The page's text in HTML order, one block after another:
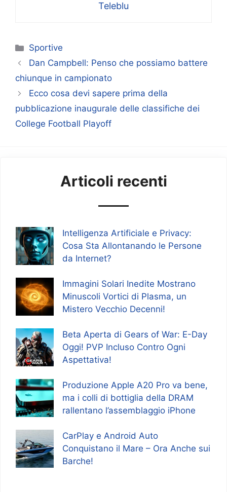
Teleblu
Categorie
Sportive
Dan Campbell: Penso che possiamo battere
chiunque in campionato
Ecco cosa devi sapere prima della
pubblicazione inaugurale delle classifiche dei
College Football Playoff
Articoli recenti
Intelligenza Artificiale e Privacy:
Cosa Sta Allontanando le Persone
da Internet?
Immagini Solari Inedite Mostrano
Minuscoli Vortici di Plasma, un
Mistero Vecchio Decenni!
Beta Aperta di Gears of War: E-Day
Oggi! PVP Incluso Contro Ogni
Aspettativa!
Produzione Apple A20 Pro va bene,
ma i colli di bottiglia della DRAM
rallentano l’assemblaggio iPhone
CarPlay e Android Auto
Conquistano il Mare – Ora Anche sui
Barche!